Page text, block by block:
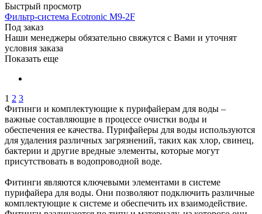
Быстрый просмотр
Фильтр-система Ecotronic M9-2F
Под заказ
Наши менеджеры обязательно свяжутся с Вами и уточнят
условия заказа
Показать еще
1 2 3
Фитинги и комплектующие к пурифайерам для воды –
важные составляющие в процессе очистки воды и
обеспечения ее качества. Пурифайеры для воды используются
для удаления различных загрязнений, таких как хлор, свинец,
бактерии и другие вредные элементы, которые могут
присутствовать в водопроводной воде.
Фитинги являются ключевыми элементами в системе
пурифайера для воды. Они позволяют подключить различные
комплектующие к системе и обеспечить их взаимодействие.